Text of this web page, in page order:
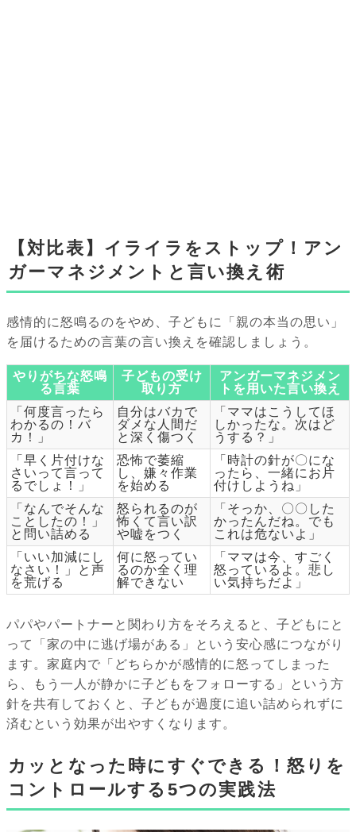
【対比表】イライラをストップ！アン
ガーマネジメントと言い換え術
感情的に怒鳴るのをやめ、子どもに「親の本当の思い」
を届けるための言葉の言い換えを確認しましょう。
やりがちな怒鳴
る言葉
子どもの受け
取り方
アンガーマネジメン
トを用いた言い換え
「何度言ったら
わかるの！バ
カ！」
自分はバカで
ダメな人間だ
と深く傷つく
「ママはこうしてほ
しかったな。次はど
うする？」
「早く片付けな
さいって言って
るでしょ！」
恐怖で萎縮
し、嫌々作業
を始める
「時計の針が〇にな
ったら、一緒にお片
付けしようね」
「なんでそんな
ことしたの！」
と問い詰める
怒られるのが
怖くて言い訳
や嘘をつく
「そっか、〇〇した
かったんだね。でも
これは危ないよ」
「いい加減にし
なさい！」と声
を荒げる
何に怒ってい
るのか全く理
解できない
「ママは今、すごく
怒っているよ。悲し
い気持ちだよ」
パパやパートナーと関わり方をそろえると、子どもにと
って「家の中に逃げ場がある」という安心感につながり
ます。家庭内で「どちらかが感情的に怒ってしまった
ら、もう一人が静かに子どもをフォローする」という方
針を共有しておくと、子どもが過度に追い詰められずに
済むという効果が出やすくなります。
カッとなった時にすぐできる！怒りを
コントロールする5つの実践法